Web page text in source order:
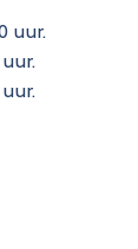
uur.